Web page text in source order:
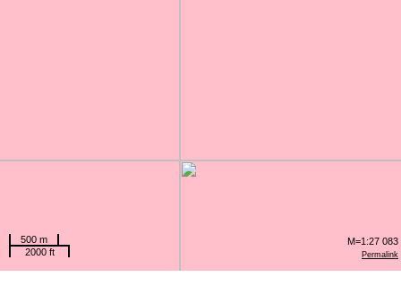
Permalink
500 m
2000 ft
M=1:27 083